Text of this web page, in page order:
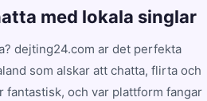
med lokala singlar
dejting24.com ar det perfekta
som alskar att chatta, flirta och
fantastisk, och var plattform fangar